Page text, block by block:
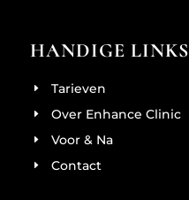
HANDIGE LINKS
Tarieven
Over Enhance Clinic
Voor & Na
Contact